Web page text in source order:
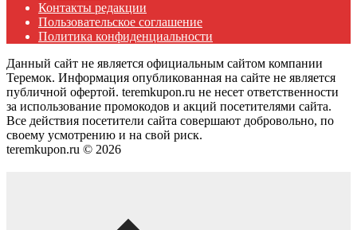
Контакты редакции
Пользовательское соглашение
Политика конфиденциальности
Данный сайт не является официальным сайтом компании
Теремок. Информация опубликованная на сайте не является
публичной офертой. teremkupon.ru не несет ответственности
за использование промокодов и акций посетителями сайта.
Все действия посетители сайта совершают добровольно, по
своему усмотрению и на свой риск.
teremkupon.ru © 2026